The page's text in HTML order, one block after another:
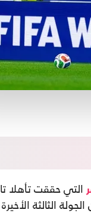
التي حققت تأهلا
ضمن الجولة الثالثة